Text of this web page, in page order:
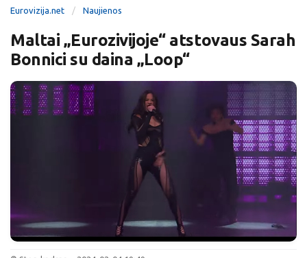
Eurovizija.net Naujienos
Maltai „Eurozivijoje“ atstovaus Sarah
Bonnici su daina „Loop“